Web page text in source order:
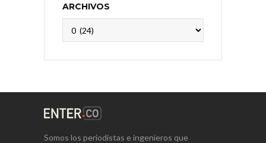
ARCHIVOS
Somos los periodistas e ingenieros que